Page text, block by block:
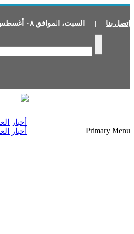
إتصل بنا | السبت، الموافق ٠٨
Primary Menu